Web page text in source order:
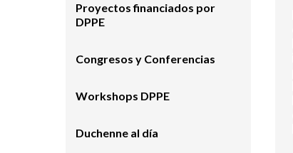
Proyectos financiados por
DPPE
Congresos y Conferencias
Workshops DPPE
Duchenne al día